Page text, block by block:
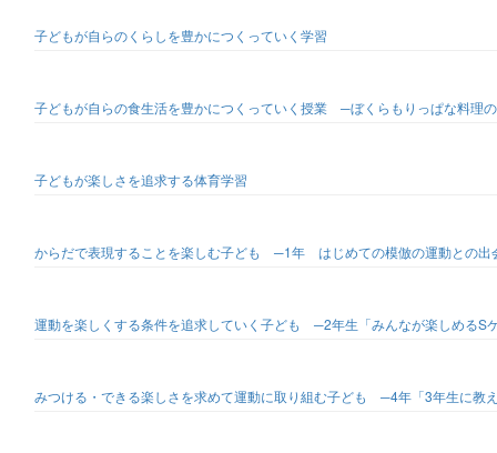
子どもが自らのくらしを豊かにつくっていく学習
子どもが自らの食生活を豊かにつくっていく授業 ─ぼくらもりっぱな料理
子どもが楽しさを追求する体育学習
からだで表現することを楽しむ子ども ─1年 はじめての模倣の運動との出
運動を楽しくする条件を追求していく子ども ─2年生「みんなが楽しめるS
みつける・できる楽しさを求めて運動に取り組む子ども ─4年「3年生に教